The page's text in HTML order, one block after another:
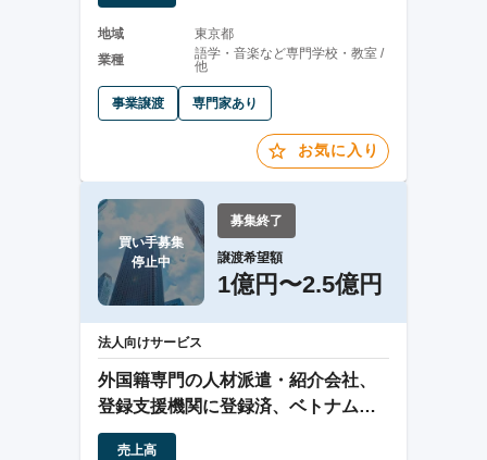
地域
東京都
業種
語学・音楽など専門学校・教室 /
他
事業譲渡 専門家あり
お気に入り
買い手募集
停止中
募集終了
譲渡希望額
1億円〜2.5億円
法人向けサービス
外国籍専門の人材派遣・紹介会社、
登録支援機関に登録済、ベトナムに
日本語学校を経営
売上高